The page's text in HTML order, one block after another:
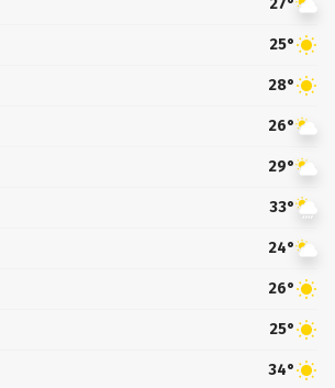
27°
25°
28°
26°
29°
33°
24°
26°
25°
34°